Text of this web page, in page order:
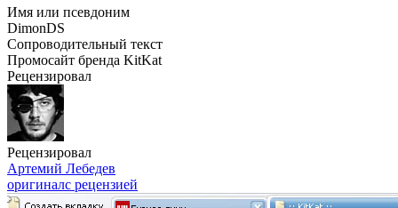
Имя или псевдоним
DimonDS
Сопроводительный текст
Промосайт бренда KitKat
Рецензировал
Рецензировал
Артемий Лебедев
оригиналс рецензией